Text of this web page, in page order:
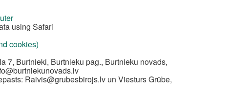
using Safari
cookies)
7, Burtnieki, Burtnieku pag., Burtnieku novads,
Raivis@grubesbirojs.lv un Viesturs Grūbe,